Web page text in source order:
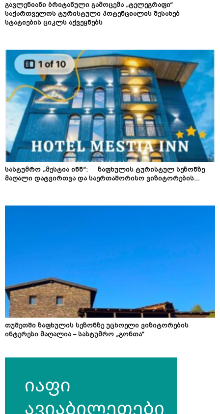
გავლენიანი ბრიტანული გამოცემა „ტელეგრაფი“
საქართველოს ტურისტული პოტენციალის შესახებ
სტატიების ციკლს აქვეყნებს
სასტუმრო „მესტია ინნ“: ზაფხულის ტურისტულ სეზონზე
მაღალი დატვირთვა და საერთაშორისო ვიზიტორების...
თუშეთში ზაფხულის სეზონზე უცხოელი ვიზიტორების
ინტერესი მაღალია – სასტუმრო „გონთა“